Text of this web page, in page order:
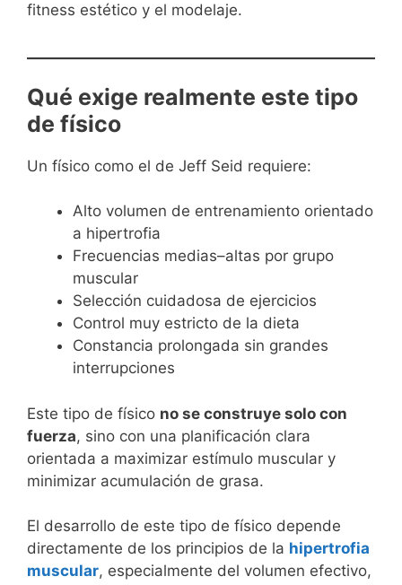
fitness estético y el modelaje.
Qué exige realmente este tipo
de físico
Un físico como el de Jeff Seid requiere:
Alto volumen de entrenamiento orientado
a hipertrofia
Frecuencias medias–altas por grupo
muscular
Selección cuidadosa de ejercicios
Control muy estricto de la dieta
Constancia prolongada sin grandes
interrupciones
Este tipo de físico no se construye solo con
fuerza, sino con una planificación clara
orientada a maximizar estímulo muscular y
minimizar acumulación de grasa.
El desarrollo de este tipo de físico depende
directamente de los principios de la hipertrofia
muscular, especialmente del volumen efectivo,